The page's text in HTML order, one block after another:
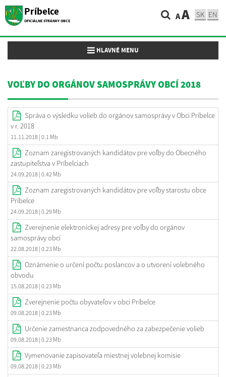
Príbelce
OFICIÁLNE STRÁNKY OBCE AA SK EN
Toggle navigation
HLAVNÉ MENU
VOĽBY DO ORGÁNOV SAMOSPRÁVY OBCÍ 2018
Správa o výsledku volieb do orgánov samosprávy v Obci Príbelce
v r. 2018
11.11.2018 | 0.1 Mb
Zoznam zaregistrovaných kandidátov pre voľby do Obecného
zastupiteľstva v Príbelciach
24.09.2018 | 0.42 Mb
Zoznam zaregistrovaných kandidátov pre voľby starostu obce
Príbelce
24.09.2018 | 0.29 Mb
Zverejnenie elektronickej adresy pre voľby do orgánov
samosprávy obcí
22.08.2018 | 0.23 Mb
Oznámenie o určení počtu poslancov a o utvorení volebného
obvodu
15.08.2018 | 0.23 Mb
Zverejnenie počtu obyvateľov v obci Príbelce
09.08.2018 | 0.23 Mb
Určenie zamestnanca zodpovedného za zabezpečenie volieb
09.08.2018 | 0.23 Mb
Vymenovanie zapisovateľa miestnej volebnej komisie
09.08.2018 | 0.23 Mb